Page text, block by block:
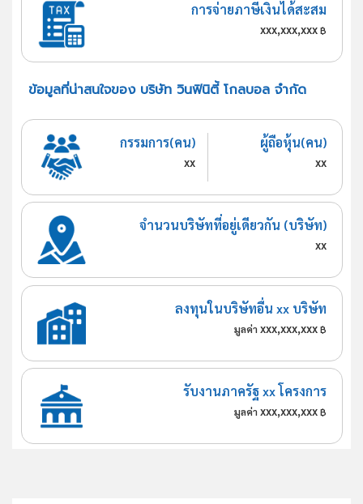
การจ่ายภาษีเงินได้สะสม
xxx,xxx,xxx฿
ข้อมูลที่น่าสนใจของ บริษัท วินฟินิตี้ โกลบอล จำกัด
กรรมการ(คน)
xx
ผู้ถือหุ้น(คน)
xx
จำนวนบริษัทที่อยู่เดียวกัน (บริษัท)
xx
ลงทุนในบริษัทอื่น xx บริษัท
มูลค่า xxx,xxx,xxx ฿
รับงานภาครัฐ xx โครงการ
มูลค่า xxx,xxx,xxx ฿